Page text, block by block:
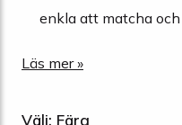
enkla att matcha
Läs mer »
Välj: Färg